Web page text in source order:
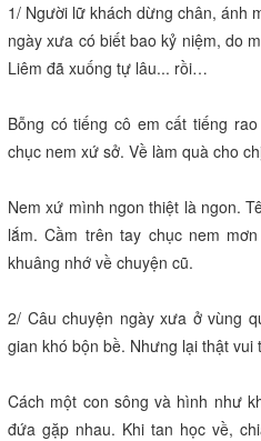
1/ Người lữ khách dừng chân, ánh
ngày xưa có biết bao kỷ niệm, do
Liêm đã xuống tự lâu... rồi…
Bỗng có tiếng cô em cất tiếng
chục nem xứ sở. Về làm quà cho
Nem xứ mình ngon thiệt là ngon.
lắm. Cầm trên tay chục nem
khuâng nhớ về chuyện cũ.
2/ Câu chuyện ngày xưa ở vùng
gian khó bộn bề. Nhưng lại thật vui
Cách một con sông và hình như
đứa gặp nhau. Khi tan học về,